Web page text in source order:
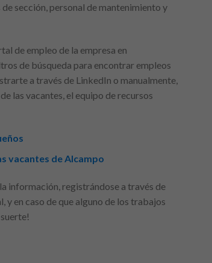
sección, personal de mantenimiento y
de empleo de la empresa en
de búsqueda para encontrar empleos
a través de LinkedIn o manualmente,
las vacantes, el equipo de recursos
vacantes de Alcampo
información, registrándose a través de
en caso de que alguno de los trabajos